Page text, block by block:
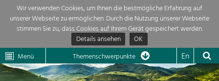
Wir verwenden Cookies, um Ihnen die bestmögliche Erfahrung auf
unserer Webseite zu ermöglichen. Durch die Nutzung unserer Webseite
stimmen Sie zu, dass Cookies auf Ihrem Gerät gespeichert werden.
Details ansehen
OK
Dunkelsteinerwald Klima
Menü Themenschwerpunkte En
Aktuelles 
Themenübersicht
Die Regionalentwicklung in unserer Region ist sehr vielfältig. Deshalb
wir hier eine Übersicht über unsere Themenschwerpunkte. Für mehr
Informationen einfach das Thema anklicken und schon werden alle